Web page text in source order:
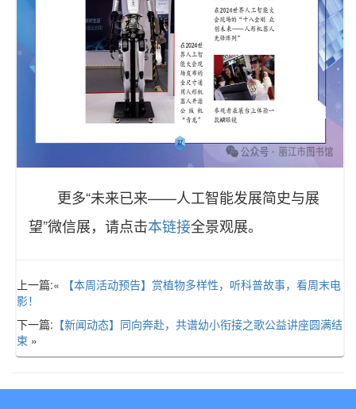
更多“未来已来——人工智能发展简史与展
望”微信展，请点击本链接全景观展。
上一篇:«
【本周活动预告】赏植物多样性，听科普故事，看周末电
影！
下一篇: 【新闻动态】同向奔赴，共谱幼小衔接之歌公益讲座圆满结
束 »